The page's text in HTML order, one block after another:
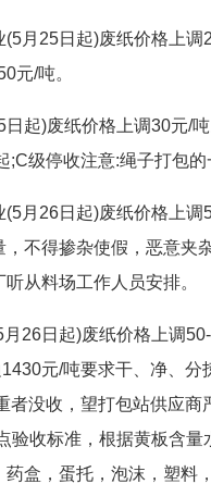
25日起)废纸价格上调
元/吨。
)废纸价格上调30元/吨
;C级停收注意:绳子打包的
26日起)废纸价格上调
不得掺杂使假，恶意夹
从料场工作人员安排。
日起)废纸价格上调
元/吨要求干、净、
者没收，望打包站供应
验收标准，根据黄板含
盒，蛋托，泡沫，塑